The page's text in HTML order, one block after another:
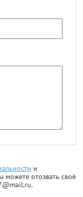
и
можете отозвать своё